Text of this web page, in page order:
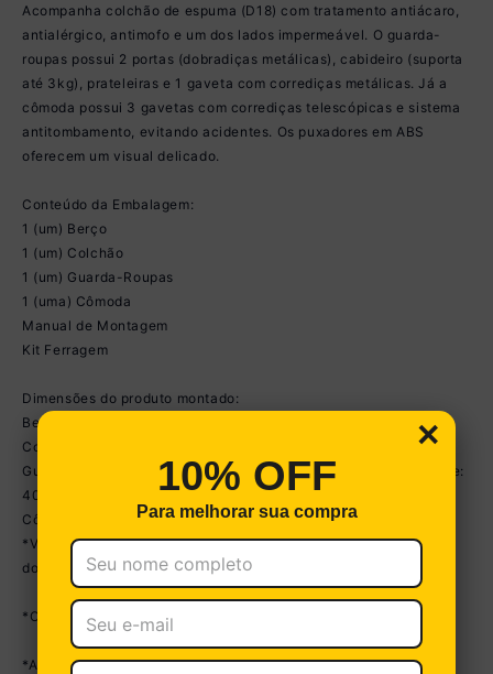
Acompanha colchão de espuma (D18) com tratamento antiácaro,
antialérgico, antimofo e um dos lados impermeável. O guarda-
roupas possui 2 portas (dobradiças metálicas), cabideiro (suporta
até 3kg), prateleiras e 1 gaveta com corrediças metálicas. Já a
cômoda possui 3 gavetas com corrediças telescópicas e sistema
antitombamento, evitando acidentes. Os puxadores em ABS
oferecem um visual delicado.
Conteúdo da Embalagem:
1 (um) Berço
1 (um) Colchão
1 (um) Guarda-Roupas
1 (uma) Cômoda
Manual de Montagem
Kit Ferragem
Dimensões do produto montado:
Berço - Altura: 80,5cm | Largura: 133cm | Profundidade: 66cm
Colchão - Altura: 10cm | Largura: 130cm | Profundidade: 60cm
Guarda-Roupas - Altura: 181,5cm | Largura: 80cm | Profundidade:
40cm
Cômoda - Altura: 92cm | Largura: 60cm | Profundidade: 38,5cm
*Você pode consultar as medidas detalhadas na imagem técnica
do produto.
*Obrigatório fixar o guarda-roupas e cômoda na parede.
*As cores do produto podem sofrer variações de tonalidade de
×
10% OFF
Para melhorar sua compra